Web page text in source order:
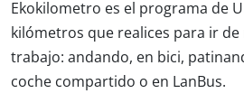
Ekokilometro es el programa de
kilómetros que realices para ir de
trabajo: andando, en bici,
coche compartido o en LanBus.